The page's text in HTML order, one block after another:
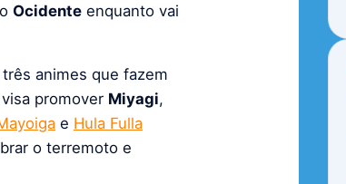
Ocidente enquanto vai
animes que fazem
promover Miyagi,
e Hula Fulla
o terremoto e